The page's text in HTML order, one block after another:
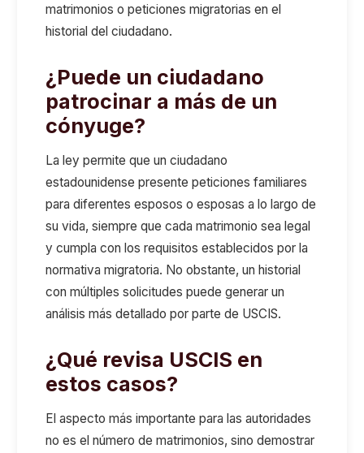
matrimonios o peticiones migratorias en el
historial del ciudadano.
¿Puede un ciudadano
patrocinar a más de un
cónyuge?
La ley permite que un ciudadano
estadounidense presente peticiones familiares
para diferentes esposos o esposas a lo largo de
su vida, siempre que cada matrimonio sea legal
y cumpla con los requisitos establecidos por la
normativa migratoria. No obstante, un historial
con múltiples solicitudes puede generar un
análisis más detallado por parte de USCIS.
¿Qué revisa USCIS en
estos casos?
El aspecto más importante para las autoridades
no es el número de matrimonios, sino demostrar